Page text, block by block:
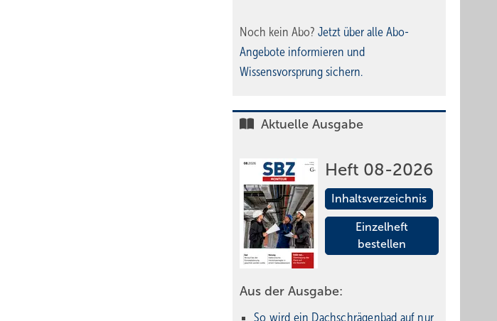
Noch kein Abo? Jetzt über alle Abo-
Angebote informieren und
Wissensvorsprung sichern.
Aktuelle Ausgabe
Heft 08-2026
Inhaltsverzeichnis
Einzelheft
bestellen
Aus der Ausgabe:
So wird ein Dach­schrägenbad auf nur